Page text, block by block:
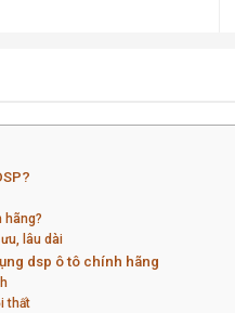
hãng?
lâu dài
dsp ô tô chính hãng
thất